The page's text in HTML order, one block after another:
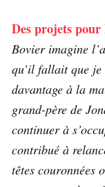
Des projets
Bovier imagine
qu’il fallait que je
davantage à la
grand-père de
continuer à
contribué à
têtes couronnées